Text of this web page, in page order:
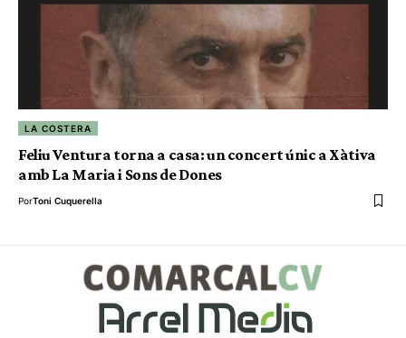
LA COSTERA
Feliu Ventura torna a casa: un concert únic a Xàtiva
amb La Maria i Sons de Dones
PorToni Cuquerella